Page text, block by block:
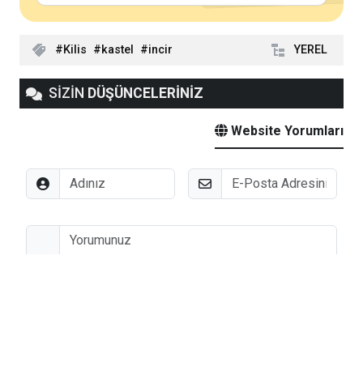
Kilis kastel incir YEREL
SİZİN DÜŞÜNCELERİNİZ
Website Yorumları
Adınız E-Posta
Düşünceleriniz